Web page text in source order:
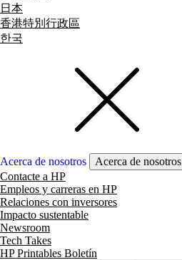
日本
香港特別行政區
한국
Acerca de nosotros
Acerca de nosotros
Contacte a HP
Empleos y carreras en HP
Relaciones con inversores
Impacto sustentable
Newsroom
Tech Takes
HP Printables Boletín